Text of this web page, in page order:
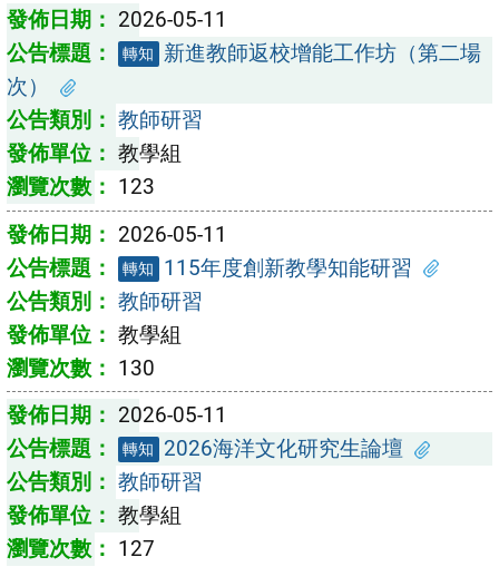
2026-05-11
轉知
新進教師返校增能工作坊（第二場
次）
教師研習
教學組
123
2026-05-11
轉知
115年度創新教學知能研習
教師研習
教學組
130
2026-05-11
轉知
2026海洋文化研究生論壇
教師研習
教學組
127